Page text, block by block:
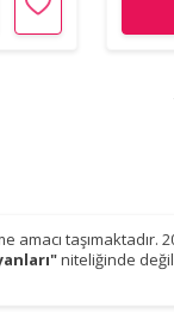
taşımaktadır.
niteliğinde